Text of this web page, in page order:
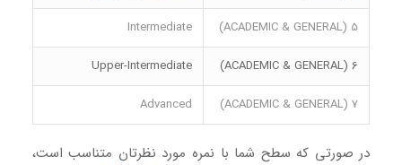
5 (ACADEMIC & GENERAL)
Intermediate
6 (ACADEMIC & GENERAL)
Upper-Intermediate
7 (ACADEMIC & GENERAL)
Advanced
در صورتی که سطح شما با نمره مورد نظرتان متناسب است،